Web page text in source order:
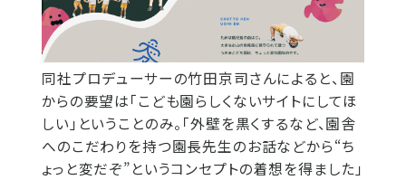
同社プロデューサーの竹田京司さんによると、園
からの要望は「こども園らしくないサイトにしてほ
しい」ということのみ。「外壁を黒くするなど、園舎
へのこだわりを持つ園長先生のお話などから“ち
ょっと変だぞ”というコンセプトの着想を得ました」